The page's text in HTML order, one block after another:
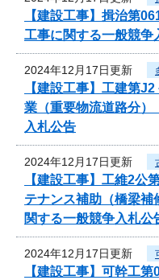
【建設工事】揖治第
工事に関する一般競争
2024年12月17日更新
【建設工事】工建第
業（重要物流道路分）
入札公告
2024年12月17日更新
【建設工事】工維2
テナンス補助（橋梁補
関する一般競争入札公
2024年12月17日更新
【建設工事】可幹工